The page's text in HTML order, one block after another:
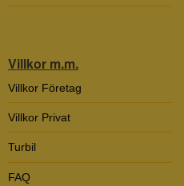
Villkor m.m.
Villkor Företag
Villkor Privat
Turbil
FAQ